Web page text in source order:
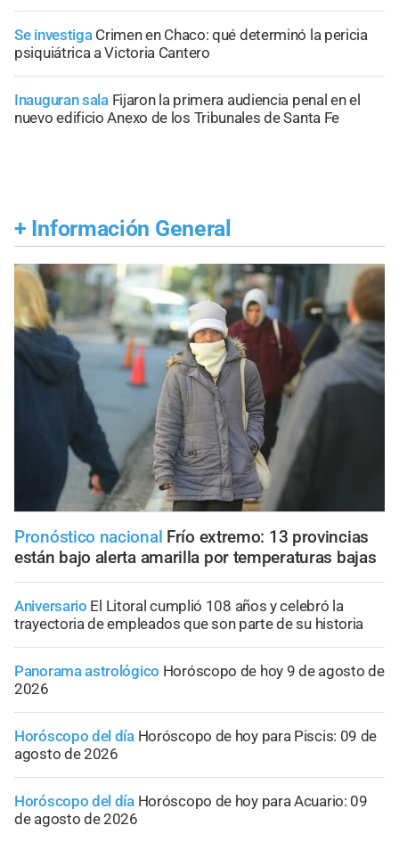
Se investiga Crimen en Chaco: qué determinó la pericia
psiquiátrica a Victoria Cantero
Inauguran sala Fijaron la primera audiencia penal en el
nuevo edificio Anexo de los Tribunales de Santa Fe
+ Información General
Pronóstico nacional Frío extremo: 13 provincias
están bajo alerta amarilla por temperaturas bajas
Aniversario El Litoral cumplió 108 años y celebró la
trayectoria de empleados que son parte de su historia
Panorama astrológico Horóscopo de hoy 9 de agosto de
2026
Horóscopo del día Horóscopo de hoy para Piscis: 09 de
agosto de 2026
Horóscopo del día Horóscopo de hoy para Acuario: 09
de agosto de 2026